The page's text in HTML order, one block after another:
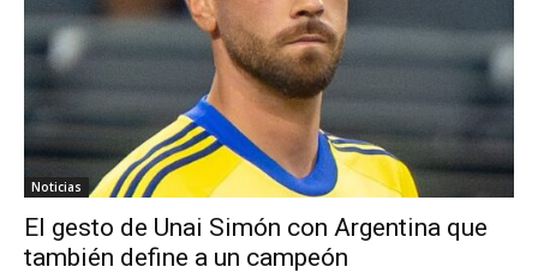
Noticias
El gesto de Unai Simón con Argentina que
también define a un campeón